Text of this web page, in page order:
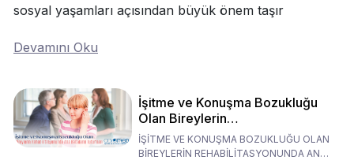
sosyal yaşamları açısından büyük önem taşır
Devamını Oku
İşitme ve Konuşma Bozukluğu
Olan Bireylerin
Rehabilitasyonunda Ana
Babaların Tutumları
İŞİTME VE KONUŞMA BOZUKLUĞU OLAN
BİREYLERİN REHABİLİTASYONUNDA ANA